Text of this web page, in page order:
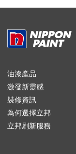
油漆產品
激發新靈感
裝修資訊
為何選擇立邦
立邦刷新服務